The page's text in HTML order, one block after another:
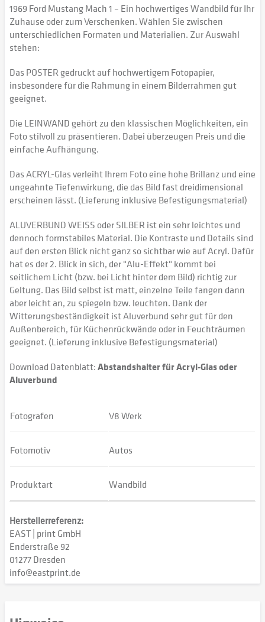
1969 Ford Mustang Mach 1 – Ein hochwertiges Wandbild für Ihr
Zuhause oder zum Verschenken. Wählen Sie zwischen
unterschiedlichen Formaten und Materialien. Zur Auswahl
stehen:
Das POSTER gedruckt auf hochwertigem Fotopapier,
insbesondere für die Rahmung in einem Bilderrahmen gut
geeignet.
Die LEINWAND gehört zu den klassischen Möglichkeiten, ein
Foto stilvoll zu präsentieren. Dabei überzeugen Preis und die
einfache Aufhängung.
Das ACRYL-Glas verleiht Ihrem Foto eine hohe Brillanz und eine
ungeahnte Tiefenwirkung, die das Bild fast dreidimensional
erscheinen lässt. (Lieferung inklusive Befestigungsmaterial)
ALUVERBUND WEISS oder SILBER ist ein sehr leichtes und
dennoch formstabiles Material. Die Kontraste und Details sind
auf den ersten Blick nicht ganz so sichtbar wie auf Acryl. Dafür
hat es der 2. Blick in sich, der "Alu-Effekt" kommt bei
seitlichem Licht (bzw. bei Licht hinter dem Bild) richtig zur
Geltung. Das Bild selbst ist matt, einzelne Teile fangen dann
aber leicht an, zu spiegeln bzw. leuchten. Dank der
Witterungsbeständigkeit ist Aluverbund sehr gut für den
Außenbereich, für Küchenrückwände oder in Feuchträumen
geeignet. (Lieferung inklusive Befestigungsmaterial)
Download Datenblatt:Abstandshalter für Acryl-Glas oder
Aluverbund
Fotografen V8 Werk
Fotomotiv Autos
Produktart Wandbild
Herstellerreferenz:
EAST | print GmbH
Enderstraße 92
01277 Dresden
info@eastprint.de